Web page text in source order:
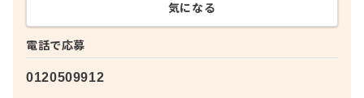
電話で応募
0120509912
気になる